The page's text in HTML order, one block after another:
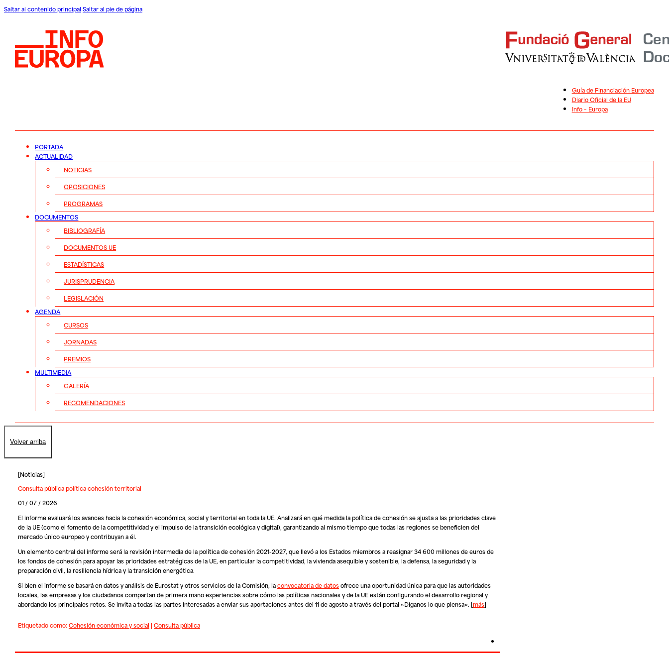
Saltar al contenido principal Saltar al pie de página
Guía de Financiación Europea
Diario Oficial de la EU
Info – Europa
PORTADA
ACTUALIDAD
NOTICIAS
OPOSICIONES
PROGRAMAS
DOCUMENTOS
BIBLIOGRAFÍA
DOCUMENTOS UE
ESTADÍSTICAS
JURISPRUDENCIA
LEGISLACIÓN
AGENDA
CURSOS
JORNADAS
PREMIOS
MULTIMEDIA
GALERÍA
RECOMENDACIONES
Volver arriba
[Noticias]
Consulta pública política cohesión territorial
01 / 07 / 2026
El informe evaluará los avances hacia la cohesión económica, social y territorial en toda la UE. Analizará en qué medida la política de cohesión se ajusta a las prioridades clave
de la UE (como el fomento de la competitividad y el impulso de la transición ecológica y digital), garantizando al mismo tiempo que todas las regiones se beneficien del
mercado único europeo y contribuyan a él.
Un elemento central del informe será la revisión intermedia de la política de cohesión 2021-2027, que llevó a los Estados miembros a reasignar 34 600 millones de euros de
los fondos de cohesión para apoyar las prioridades estratégicas de la UE, en particular la competitividad, la vivienda asequible y sostenible, la defensa, la seguridad y la
preparación civil, la resiliencia hídrica y la transición energética.
Si bien el informe se basará en datos y análisis de Eurostat y otros servicios de la Comisión, laconvocatoria de datosofrece una oportunidad única para que las autoridades
locales, las empresas y los ciudadanos compartan de primera mano experiencias sobre cómo las políticas nacionales y de la UE están configurando el desarrollo regional y
abordando los principales retos. Se invita a todas las partes interesadas a enviar sus aportaciones antes del 11 de agosto a través del portal «Díganos lo que piensa». [más]
Etiquetado como:Cohesión económica y social | Consulta pública